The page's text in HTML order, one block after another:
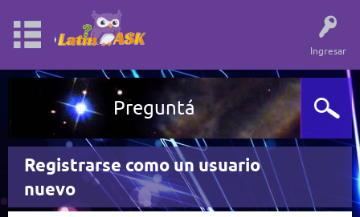
Ingresar
Preguntá
Registrarse como un usuario
nuevo